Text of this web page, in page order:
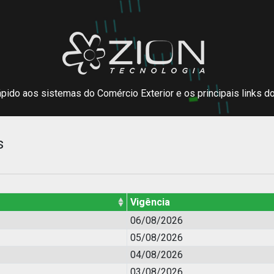
aos sistemas do Comércio Exterior e os principais links
Vigência
06/08/2026
05/08/2026
04/08/2026